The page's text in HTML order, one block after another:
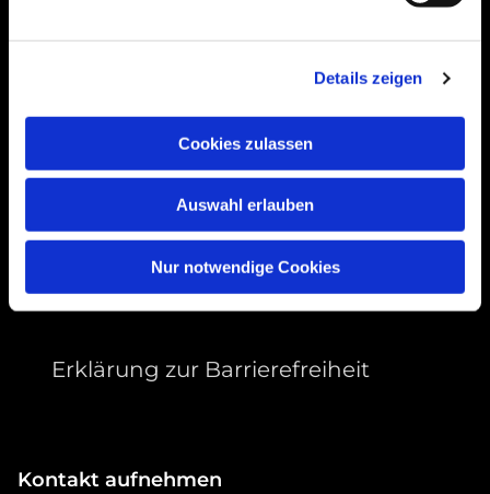
Details zeigen
Cookies zulassen
Auswahl erlauben
Nur notwendige Cookies
Bitte akzeptieren Sie Marketing-Cookies,
Accept cookies
Erklärung zur Barrierefreiheit
Kontakt aufnehmen